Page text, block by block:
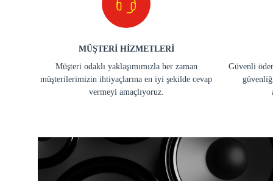
MÜŞTERİ HİZMETLERİ
Müşteri odaklı yaklaşımımızla her zaman
müşterilerimizin ihtiyaçlarına en iyi şekilde cevap
vermeyi amaçlıyoruz.
Güvenli